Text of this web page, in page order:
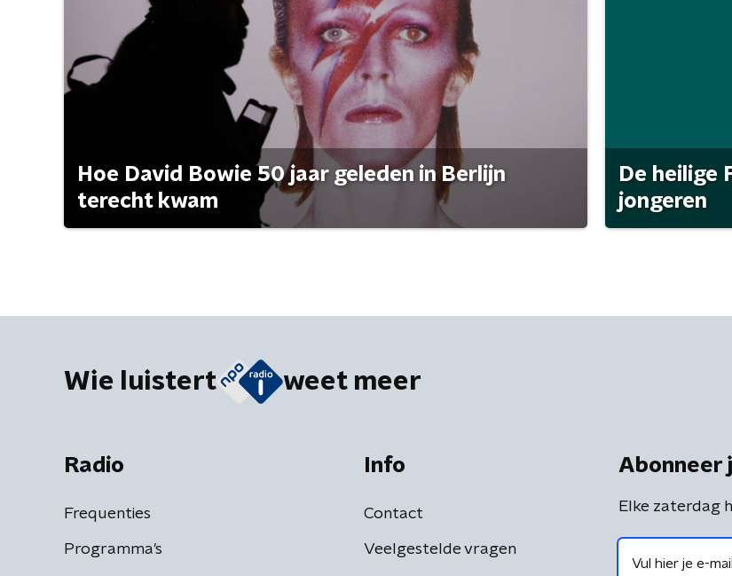
Hoe David Bowie 50 jaar geleden in Berlijn
terecht kwam
De heilige
jongeren
Wie luistert weet meer
Radio
Frequenties
Programma's
Info
Contact
Veelgestelde vragen
Abonneer
Elke zaterdag